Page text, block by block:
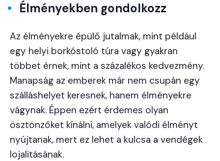
Élményekben gondolkozz
Az élményekre épülő jutalmak, mint például
egy helyi borkóstoló túra vagy gyakran
többet érnek, mint a százalékos kedvezmény.
Manapság az emberek már nem csupán egy
szálláshelyet keresnek, hanem élményekre
vágynak. Éppen ezért érdemes olyan
ösztönzőket kínálni, amelyek valódi élményt
nyújtanak, mert ez lehet a kulcsa a vendégek
lojalitásának.